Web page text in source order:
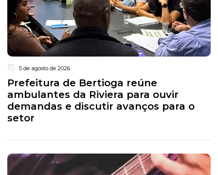
5 de agosto de 2026
Prefeitura de Bertioga reúne
ambulantes da Riviera para ouvir
demandas e discutir avanços para o
setor